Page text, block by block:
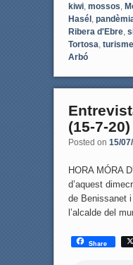
kiwi, mossos
Hasél,
Ribera d'Ebre,
Tortosa turisme
Arbó
(15-7-20)
Posted on 15/
HORA MÓRA
d’aquest
de Benissanet i
l’alcalde del
Share